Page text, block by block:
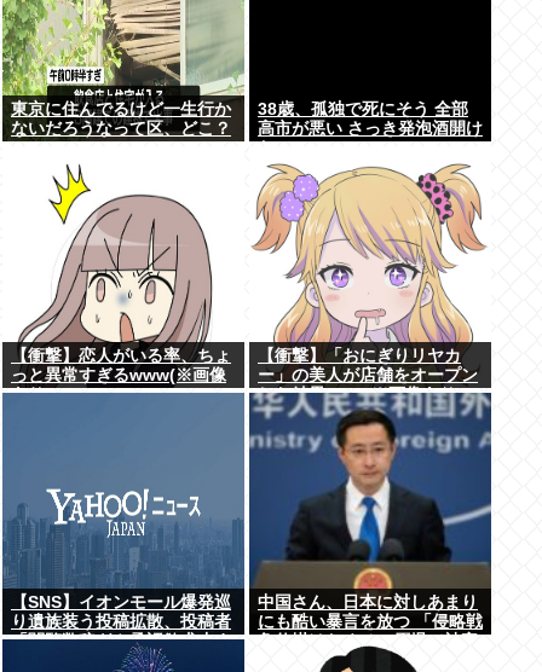
東京に住んでるけど一生行か
ないだろうなって区、どこ？
38歳、孤独で死にそう 全部
高市が悪い さっき発泡酒開け
【衝撃】恋人がいる率、ちょ
っと異常すぎるwww(※画像
あり)
【衝撃】「おにぎりリヤカ
ー」の美人が店舗をオープン
した結果www(※画像あり)
【SNS】イオンモール爆発巡
り遺族装う投稿拡散、投稿者
「閲覧数稼ぎや承認欲求止ま
らなくなった」
中国さん、日本に対しあまり
にも酷い暴言を放つ 「侵略戦
争仕掛けたくせに原爆で被害
者ビジネスするな」